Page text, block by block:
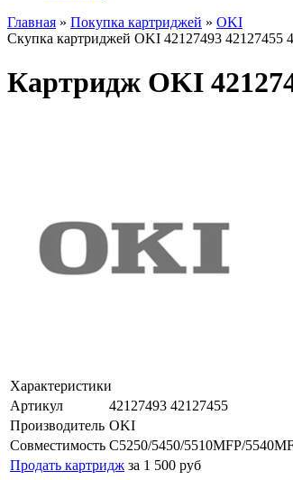
Главная » Покупка картриджей » OKI
Скупка картриджей OKI 42127493 42127455
Картридж OKI
Характеристики
Артикул
42127493 42127455
Производитель OKI
Совместимость C5250/5450/5510MFP/
Продать картридж за 1 500 руб